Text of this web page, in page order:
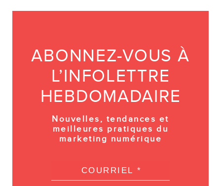
ABONNEZ-VOUS À
L’INFOLETTRE
HEBDOMADAIRE
Nouvelles, tendances et
meilleures pratiques du
marketing numérique